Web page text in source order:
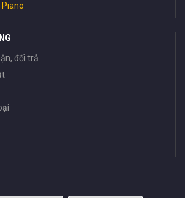
Piano
đổi trả